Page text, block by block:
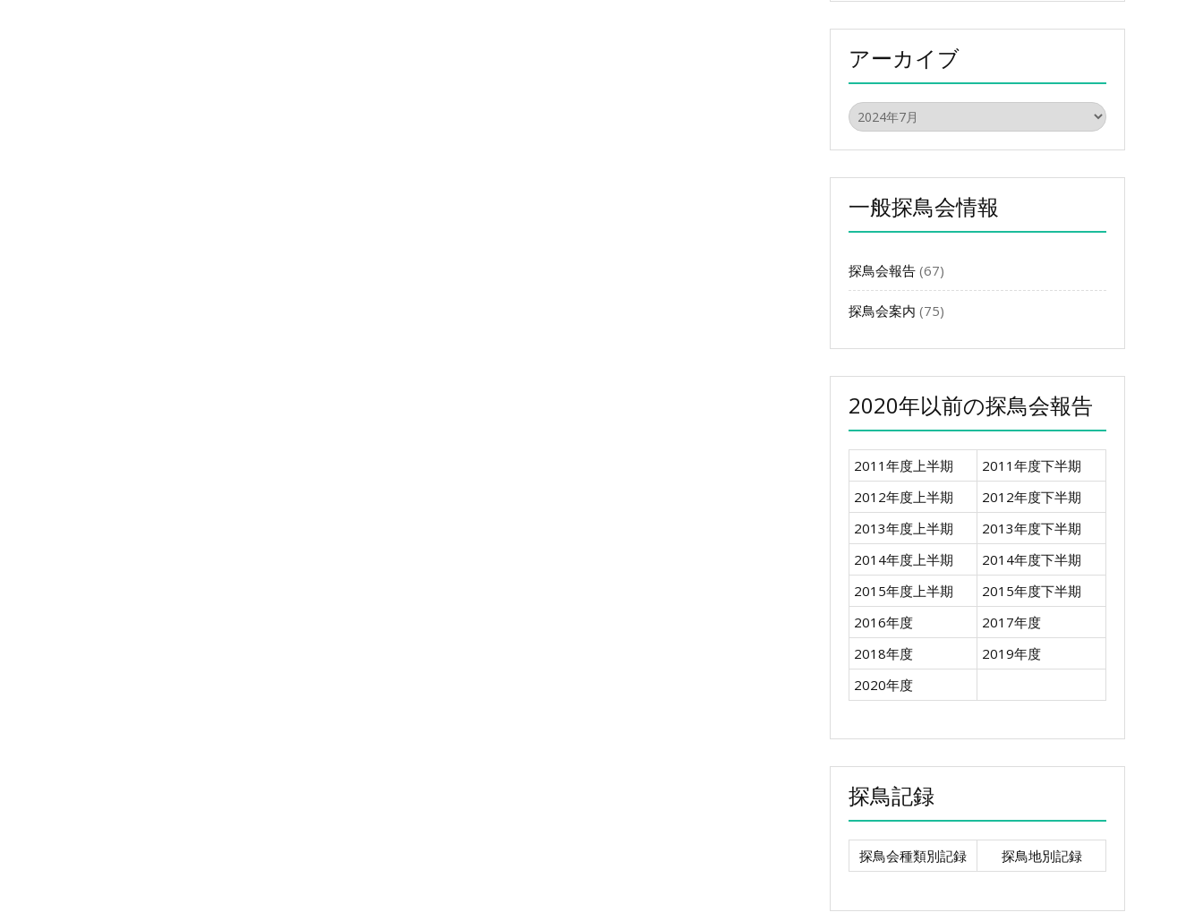
アーカイブ
ア
ー
カ
イ
一般探鳥会情報
探鳥会報告 (67)
探鳥会案内 (75)
2020年以前の探鳥会報告
2011年度上半期
2011年度下半期
2012年度上半期
2012年度下半期
2013年度上半期
2013年度下半期
2014年度上半期
2014年度下半期
2015年度上半期
2015年度下半期
2016年度
2017年度
2018年度
2019年度
2020年度
探鳥記録
探鳥会種類別記録 探鳥地別記録